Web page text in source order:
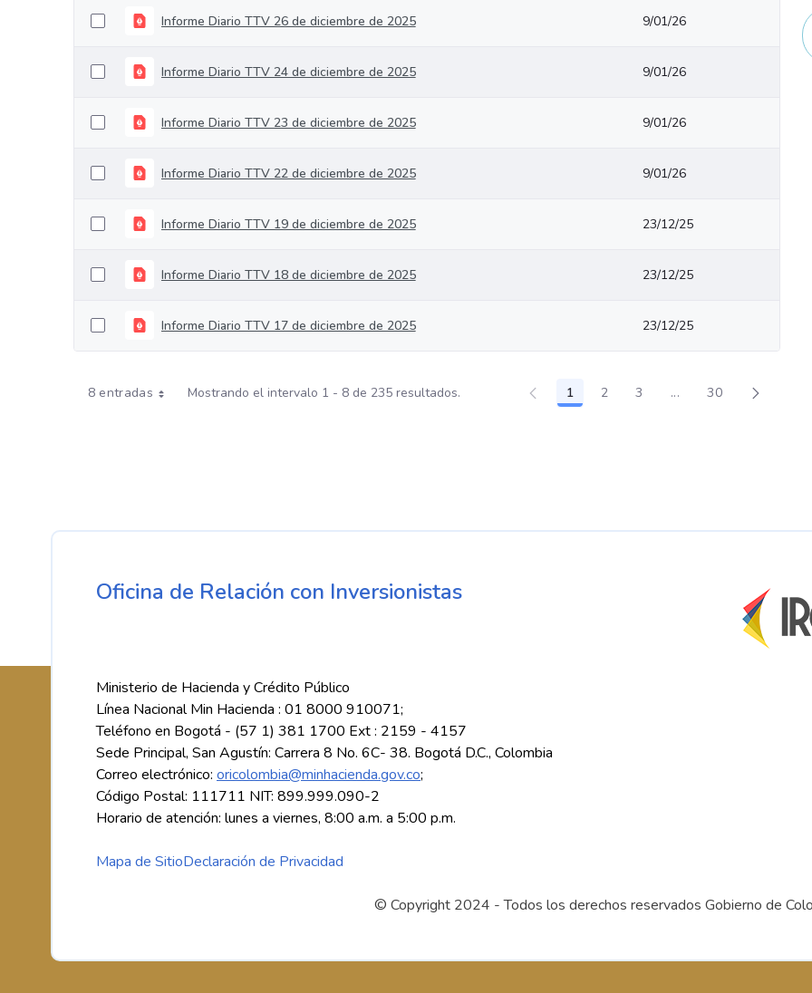
Informe Diario TTV 26 de diciembre de 2025 9/01/26
Informe Diario TTV 24 de diciembre de 2025 9/01/26
Informe Diario TTV 23 de diciembre de 2025 9/01/26
Informe Diario TTV 22 de diciembre de 2025 9/01/26
Informe Diario TTV 19 de diciembre de 2025 23/12/25
Informe Diario TTV 18 de diciembre de 2025 23/12/25
Informe Diario TTV 17 de diciembre de 2025 23/12/25
8 entradas Mostrando el intervalo 1 - 8 de 235 resultados. Página
1 Página
2 Página
3 ...Páginas intermedias
Página
30
Oficina de Relación con Inversionistas
Ministerio de Hacienda y Crédito Público
Línea Nacional Min Hacienda : 01 8000 910071;
Teléfono en Bogotá - (57 1) 381 1700 Ext : 2159 - 4157
Sede Principal, San Agustín: Carrera 8 No. 6C- 38. Bogotá D.C., Colombia
Correo electrónico: oricolombia@minhacienda.gov.co;
Código Postal: 111711 NIT: 899.999.090-2
Horario de atención: lunes a viernes, 8:00 a.m. a 5:00 p.m.
Mapa de SitioDeclaración de Privacidad
© Copyright 2024 - Todos los derechos reservados Gobierno de